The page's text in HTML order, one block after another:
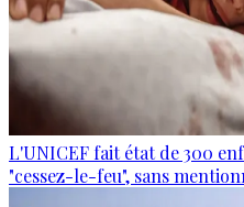
L'UNICEF fait état de 300
"cessez-le-feu", sans